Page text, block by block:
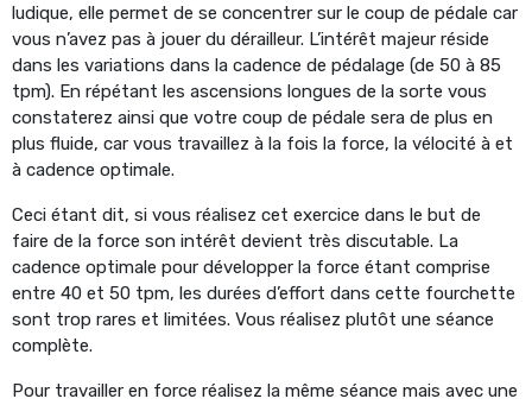
ludique, elle permet de se concentrer sur le coup de pédale car
vous n’avez pas à jouer du dérailleur. L’intérêt majeur réside
dans les variations dans la cadence de pédalage (de 50 à 85
tpm). En répétant les ascensions longues de la sorte vous
constaterez ainsi que votre coup de pédale sera de plus en
plus fluide, car vous travaillez à la fois la force, la vélocité à et
à cadence optimale.
Ceci étant dit, si vous réalisez cet exercice dans le but de
faire de la force son intérêt devient très discutable. La
cadence optimale pour développer la force étant comprise
entre 40 et 50 tpm, les durées d’effort dans cette fourchette
sont trop rares et limitées. Vous réalisez plutôt une séance
complète.
Pour travailler en force réalisez la même séance mais avec une